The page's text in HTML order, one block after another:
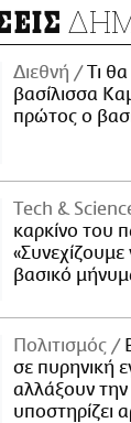
Διεθνή
Τι θα
βασίλισσα
πρώτος ο
Τech &
καρκίνο του
βασικό
Πολιτισμός
σε πυρηνική
αλλάξουν την
υποστηρίζει